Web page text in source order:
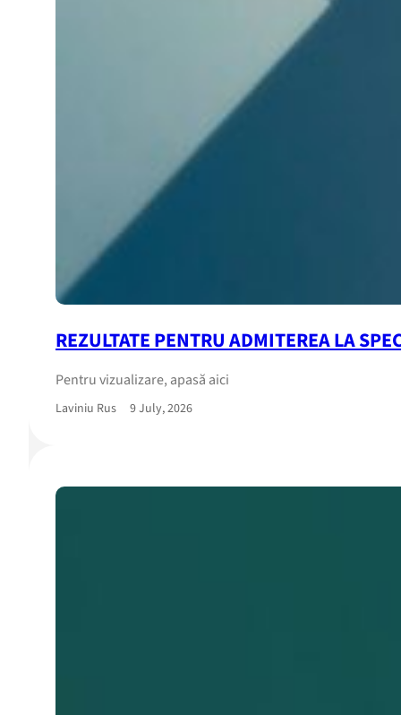
REZULTATE PENTRU ADMITEREA LA
Pentru vizualizare, apasă aici
Laviniu Rus 9 July, 2026